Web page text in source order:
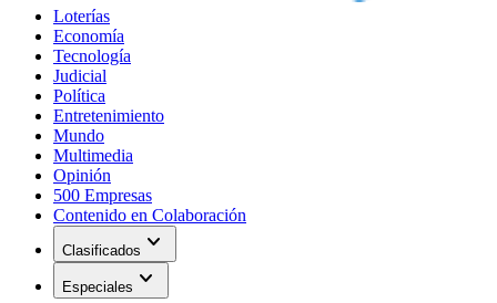
Loterías
Economía
Tecnología
Judicial
Política
Entretenimiento
Mundo
Multimedia
Opinión
500 Empresas
Contenido en Colaboración
Clasificados expand_more
Especiales expand_more